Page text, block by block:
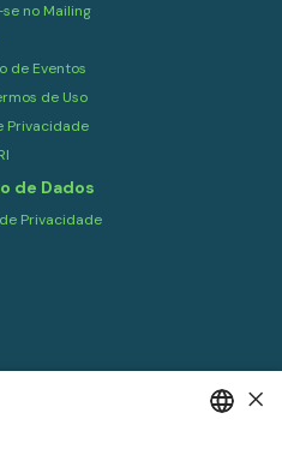
no Mailing
de Eventos
de Uso
Privacidade
de Dados
Privacidade
×